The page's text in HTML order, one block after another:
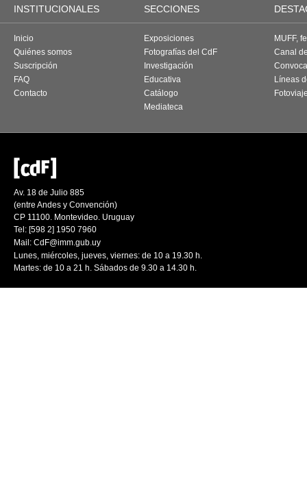
INSTITUCIONALES SECCIONES
Inicio
Quiénes somos
Suscripción
FAQ
Contacto
Exposiciones
Fotografías del CdF
Investigación
Educativa
Catálogo
Mediateca
MUFF,
Canal
Líneas
Av. 18 de Julio 885
(entre Andes y Convención)
CP 11100. Montevideo. Uruguay
Tel: [598 2] 1950 7960
Mail: CdF@imm.gub.uy
Lunes, miércoles, jueves, viernes: de 10 a 19.30 h.
Martes: de 10 a 21 h. Sábados de 9.30 a 14.30 h.